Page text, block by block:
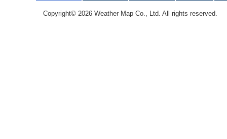
Copyright© 2026 Weather Map Co., Ltd. All rights reserved.